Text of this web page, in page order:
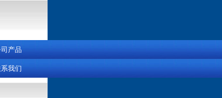
产品
我们